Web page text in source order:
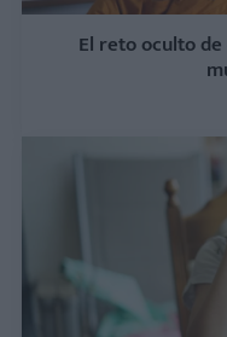
El reto oculto